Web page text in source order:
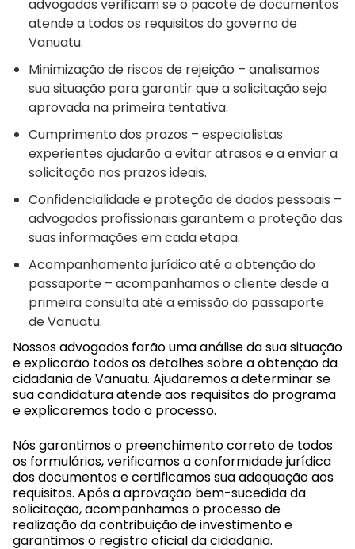
advogados verificam se o pacote de documentos
atende a todos os requisitos do governo de
Vanuatu.
Minimização de riscos de rejeição – analisamos
sua situação para garantir que a solicitação seja
aprovada na primeira tentativa.
Cumprimento dos prazos – especialistas
experientes ajudarão a evitar atrasos e a enviar a
solicitação nos prazos ideais.
Confidencialidade e proteção de dados pessoais –
advogados profissionais garantem a proteção das
suas informações em cada etapa.
Acompanhamento jurídico até a obtenção do
passaporte – acompanhamos o cliente desde a
primeira consulta até a emissão do passaporte
de Vanuatu.
Nossos advogados farão uma análise da sua situação
e explicarão todos os detalhes sobre a obtenção da
cidadania de Vanuatu. Ajudaremos a determinar se
sua candidatura atende aos requisitos do programa
e explicaremos todo o processo.
Nós garantimos o preenchimento correto de todos
os formulários, verificamos a conformidade jurídica
dos documentos e certificamos sua adequação aos
requisitos. Após a aprovação bem-sucedida da
solicitação, acompanhamos o processo de
realização da contribuição de investimento e
garantimos o registro oficial da cidadania.